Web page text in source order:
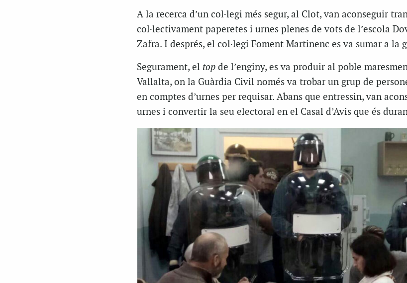
A la recerca d’un col·legi més segur, al Clot, van aconseguir
col·lectivament paperetes i urnes plenes de vots de l’escola
Zafra. I després, el col·legi Foment Martinenc es va sumar a la
Segurament, el top de l’enginy, es va produir al poble
Vallalta, on la Guàrdia Civil només va trobar un grup de
en comptes d’urnes per requisar. Abans que entressin, van
urnes i convertir la seu electoral en el Casal d’Avis que és